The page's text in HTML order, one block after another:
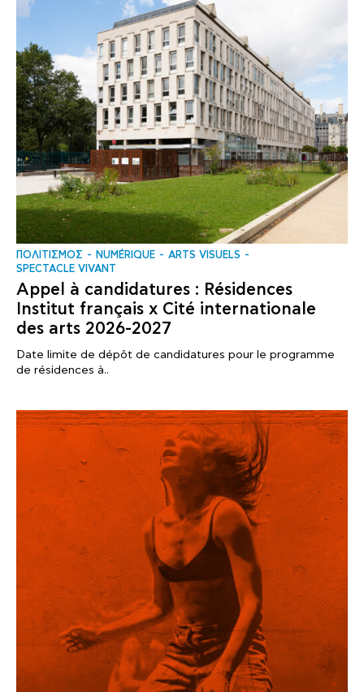
ΠΟΛΙΤΙΣΜΟΣ NUMÉRIQUE
ARTS VISUELS
SPECTACLE VIVANT
Appel à candidatures : Résidences
Institut français x Cité internationale
des arts 2026-2027
Date limite de dépôt de candidatures pour le programme
de résidences à..